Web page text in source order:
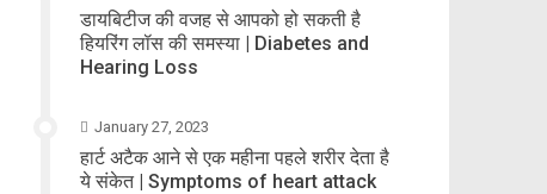
डायबिटीज की वजह से आपको हो सकती है
हियरिंग लॉस की समस्या | Diabetes and
Hearing Loss
January 27, 2023
हार्ट अटैक आने से एक महीना पहले शरीर देता है
ये संकेत | Symptoms of heart attack